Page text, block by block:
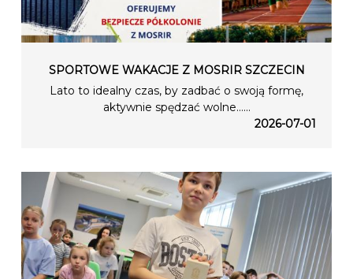
SPORTOWE WAKACJE Z MOSRIR SZCZECIN
Lato to idealny czas, by zadbać o swoją formę,
aktywnie spędzać wolne…...
2026-07-01